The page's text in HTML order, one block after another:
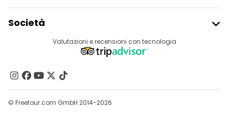
Accesso Del Fornitore
Programma Di Affiliazione
Società
Destinazioni
Contattaci
Gruppi
Aiuto
Valutazioni e recensioni con tecnologia
© Freetour.com GmbH 2014-2026